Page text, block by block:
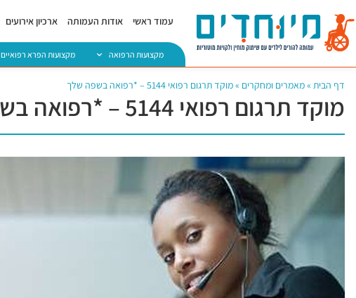
עמוד ראשי אודות העמותה ארכיון אירועים
מקצועות הרפואה מקצועות הפרא רפואיים
דף הבית »מאמרים ומחקרים »מוקד תרגום רפואי 5144 – *רפואה בשפה שלך
מוקד תרגום רפואי 5144 – *רפואה בשפה שלך